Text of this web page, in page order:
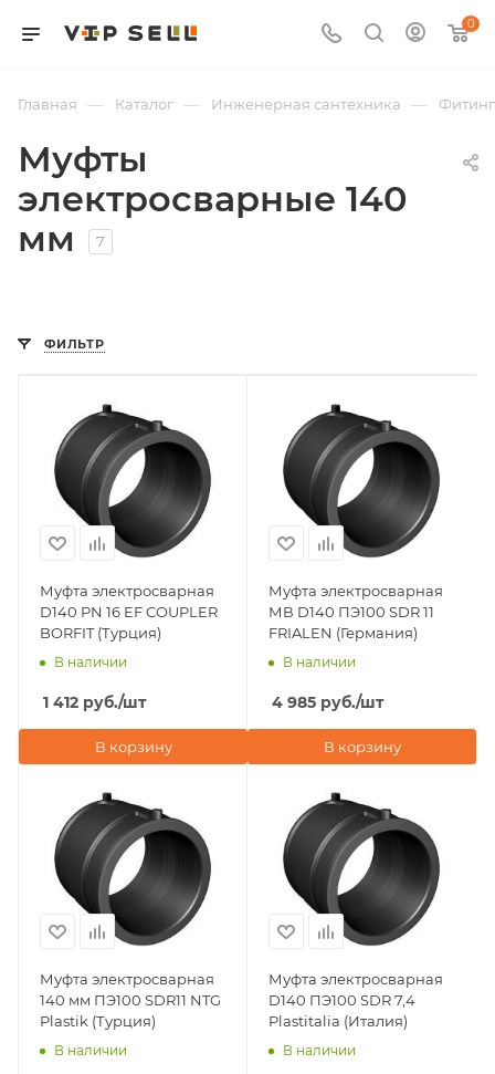
0
Главная — Каталог — Инженерная сантехника —
Муфты
электросварные 140
мм
7
ФИЛЬТР
Муфта электросварная
D140 PN 16 EF COUPLER
BORFIT (Турция)
В наличии
1 412 руб./шт
В корзину
Муфта электросварная
МВ D140 ПЭ100 SDR 11
FRIALEN (Германия)
В наличии
4 985 руб./шт
В корзину
Муфта электросварная
140 мм ПЭ100 SDR11 NTG
Plastik (Турция)
В наличии
Муфта электросварная
D140 ПЭ100 SDR 7,4
Plastitalia (Италия)
В наличии